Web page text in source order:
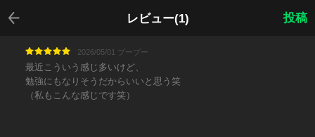
レビュー(1)
戻る
投稿
2026/05/01 プープー
最近こういう感じ多いけど、
勉強にもなりそうだからいいと思う笑
（私もこんな感じです笑）